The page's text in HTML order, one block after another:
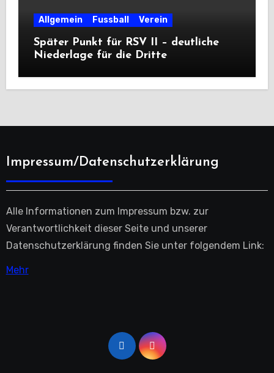
Allgemein Fussball Verein
Später Punkt für RSV II – deutliche
Niederlage für die Dritte
Impressum/Datenschutzerklärung
Alle Informationen zum Impressum bzw. zur
Verantwortlichkeit dieser Seite und unserer
Datenschutzerklärung finden Sie unter folgendem Link:
Mehr